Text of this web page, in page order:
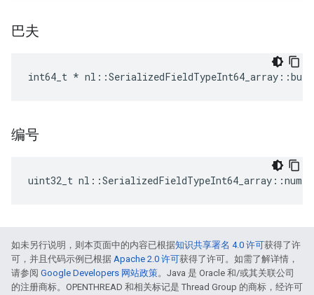
巴夫
int64_t * nl::SerializedFieldTypeInt64_array::buf
编号
uint32_t nl::SerializedFieldTypeInt64_array::num
如未另行说明，则本页面中的内容已根据知识共享署名 4.0 许可获得了许
可，并且代码示例已根据 Apache 2.0 许可获得了许可。如需了解详情，
请参阅 Google Developers 网站政策。Java 是 Oracle 和/或其关联公司
的注册商标。OPENTHREAD 和相关标记是 Thread Group 的商标，经许可